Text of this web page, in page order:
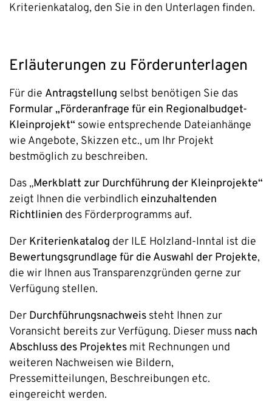
Kriterienkatalog, den Sie in den Unterlagen finden.
Erläuterungen zu Förderunterlagen
Für die Antragstellung selbst benötigen Sie das
Formular „Förderanfrage für ein Regionalbudget-
Kleinprojekt“ sowie entsprechende Dateianhänge
wie Angebote, Skizzen etc., um Ihr Projekt
bestmöglich zu beschreiben.
Das „Merkblatt zur Durchführung der Kleinprojekte“
zeigt Ihnen die verbindlich einzuhaltenden
Richtlinien des Förderprogramms auf.
Der Kriterienkatalog der ILE Holzland-Inntal ist die
Bewertungsgrundlage für die Auswahl der Projekte,
die wir Ihnen aus Transparenzgründen gerne zur
Verfügung stellen.
Der Durchführungsnachweis steht Ihnen zur
Voransicht bereits zur Verfügung. Dieser muss nach
Abschluss des Projektes mit Rechnungen und
weiteren Nachweisen wie Bildern,
Pressemitteilungen, Beschreibungen etc.
eingereicht werden.